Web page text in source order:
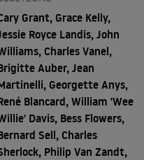
Grant, Grace Kelly,
Royce Landis, John
Charles Vanel,
Auber, Jean
Georgette Anys,
Blancard, William 'Wee
Davis, Bess Flowers,
Sell, Charles
Philip Van Zandt,